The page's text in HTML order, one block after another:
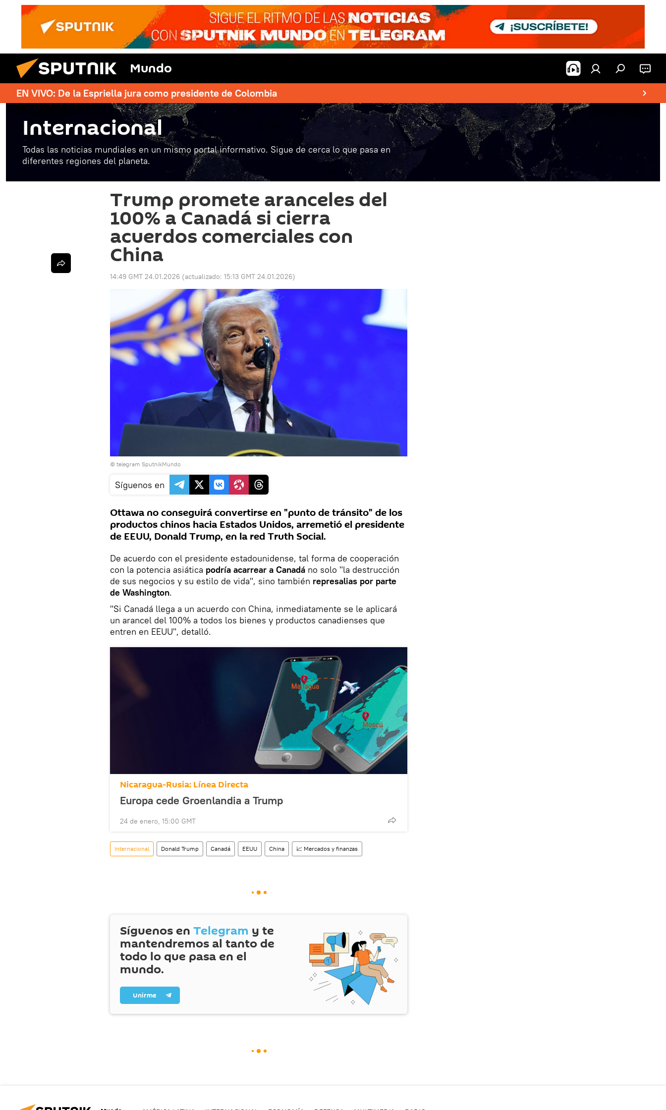
Mundo
EN VIVO: De la Espriella jura como presidente de Colombia
Internacional
Todas las noticias mundiales en un mismo portal informativo. Sigue de cerca lo que pasa en
diferentes regiones del planeta.
Trump promete aranceles del
100% a Canadá si cierra
acuerdos comerciales con
China
14:49 GMT 24.01.2026 (actualizado: 15:13 GMT 24.01.2026)
© telegram SputnikMundo
Síguenos en
Ottawa no conseguirá convertirse en "punto de tránsito" de los
productos chinos hacia Estados Unidos, arremetió el presidente
de EEUU, Donald Trump, en la red Truth Social.
De acuerdo con el presidente estadounidense, tal forma de cooperación
con la potencia asiática podría acarrear a Canadá no solo "la destrucción
de sus negocios y su estilo de vida", sino también represalias por parte
de Washington.
"Si Canadá llega a un acuerdo con China, inmediatamente se le aplicará
un arancel del 100% a todos los bienes y productos canadienses que
entren en EEUU", detalló.
Nicaragua-Rusia: Línea Directa
Europa cede Groenlandia a Trump
24 de enero, 15:00 GMT
Internacional Donald Trump Canadá EEUU China 📈 Mercados y finanzas
Síguenos en Telegram y te
mantendremos al tanto de
todo lo que pasa en el
mundo.
Unirme